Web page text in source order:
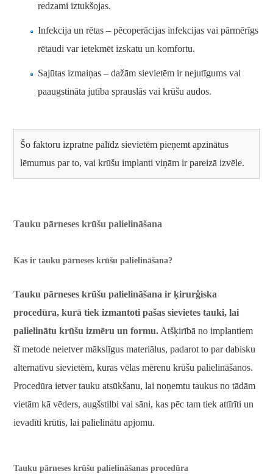
redzami iztukšojas.
Infekcija un rētas – pēcoperācijas infekcijas vai pārmērīgs
rētaudi var ietekmēt izskatu un komfortu.
Sajūtas izmaiņas – dažām sievietēm ir nejutīgums vai
paaugstināta jutība sprauslās vai krūšu audos.
Šo faktoru izpratne palīdz sievietēm pieņemt apzinātus
lēmumus par to, vai krūšu implanti viņām ir pareizā izvēle.
Tauku pārneses krūšu palielināšana
Kas ir tauku pārneses krūšu palielināšana?
Tauku pārneses krūšu palielināšana ir ķirurģiska
procedūra, kurā tiek izmantoti pašas sievietes tauki, lai
palielinātu krūšu izmēru un formu. Atšķirībā no implantiem
šī metode neietver mākslīgus materiālus, padarot to par dabisku
alternatīvu sievietēm, kuras vēlas mērenu krūšu palielināšanos.
Procedūra ietver tauku atsūkšanu, lai noņemtu taukus no tādām
vietām kā vēders, augšstilbi vai sāni, kas pēc tam tiek attīrīti un
ievadīti krūtīs, lai palielinātu apjomu.
Tauku pārneses krūšu palielināšanas procedūra